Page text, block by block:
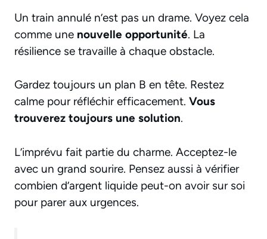
Un train annulé n’est pas un drame. Voyez cela
comme une nouvelle opportunité. La
résilience se travaille à chaque obstacle.
Gardez toujours un plan B en tête. Restez
calme pour réfléchir efficacement. Vous
trouverez toujours une solution.
L’imprévu fait partie du charme. Acceptez-le
avec un grand sourire. Pensez aussi à vérifier
combien d’argent liquide peut-on avoir sur soi
pour parer aux urgences.